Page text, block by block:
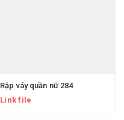
Rập váy quần nữ 284
Link file